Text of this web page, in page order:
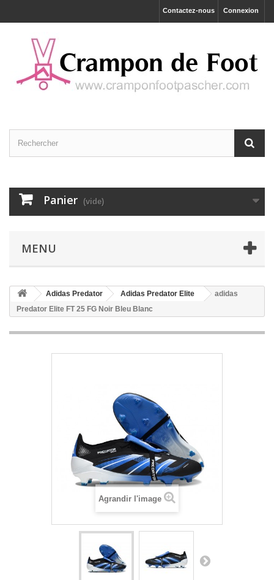
Connexion
Contactez-nous
Panier (vide)
MENU
Adidas Predator Adidas Predator Elite
adidas
Predator Elite FT 25 FG Noir Bleu Blanc
Agrandir l'image